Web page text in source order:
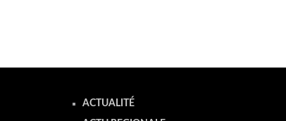
ACTUALITÉ